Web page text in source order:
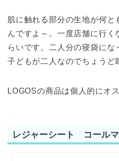
肌に触れる部分の生地が何と
んですよ～。一度店舗に行く
らいです。二人分の寝袋にな
子どもが二人なのでちょうど
LOGOSの商品は個人的にオ
レジャーシート コール